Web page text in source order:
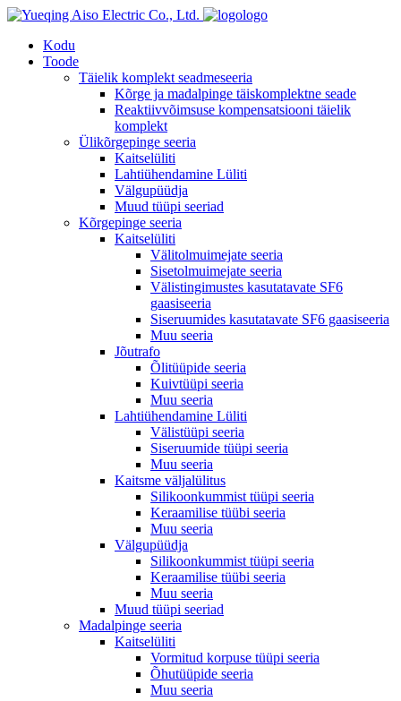
logo
Kodu
Toode
Täielik komplekt seadmeseeria
Kõrge ja madalpinge täiskomplektne seade
Reaktiivvõimsuse kompensatsiooni täielik
komplekt
Ülikõrgepinge seeria
Kaitselüliti
Lahtiühendamine Lüliti
Välgupüüdja
Muud tüüpi seeriad
Kõrgepinge seeria
Kaitselüliti
Välitolmuimejate seeria
Sisetolmuimejate seeria
Välistingimustes kasutatavate SF6
gaasiseeria
Siseruumides kasutatavate SF6 gaasiseeria
Muu seeria
Jõutrafo
Õlitüüpide seeria
Kuivtüüpi seeria
Muu seeria
Lahtiühendamine Lüliti
Välistüüpi seeria
Siseruumide tüüpi seeria
Muu seeria
Kaitsme väljalülitus
Silikoonkummist tüüpi seeria
Keraamilise tüübi seeria
Muu seeria
Välgupüüdja
Silikoonkummist tüüpi seeria
Keraamilise tüübi seeria
Muu seeria
Muud tüüpi seeriad
Madalpinge seeria
Kaitselüliti
Vormitud korpuse tüüpi seeria
Õhutüüpide seeria
Muu seeria